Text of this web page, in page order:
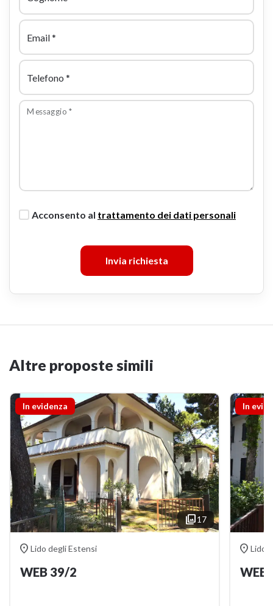
Email*
Telefono *
Messaggio *
Acconsento al trattamento dei dati personali
Invia richiesta
Altre proposte simili
In evidenza
17
 Lido degli Estensi
WEB 39/2
In
 Lido
WEB